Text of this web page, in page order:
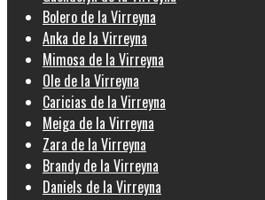
Bolero de la Virreyna
Anka de la Virreyna
Mimosa de la Virreyna
Ole de la Virreyna
Caricias de la Virreyna
Meiga de la Virreyna
Zara de la Virreyna
Brandy de la Virreyna
Daniels de la Virreyna